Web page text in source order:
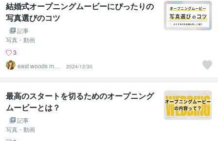
結婚式オープニングムービーにぴったりの
写真選びのコツ
記事
写真・動画
3
east woods movi
2024/12/30
最高のスタートを切るためのオープニング
ムービーとは？
記事
写真・動画